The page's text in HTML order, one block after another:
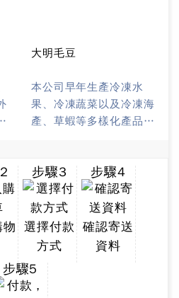
大明毛豆
本公司早年生產冷凍水
果、冷凍蔬菜以及冷凍海
產、草蝦等多樣化產品，
本、美國、澳洲、中東等
世界各國；於 2010 起開
始內銷販賣。
物
步驟3
選擇付款
方式
步驟4
確認寄送
資料
步驟5